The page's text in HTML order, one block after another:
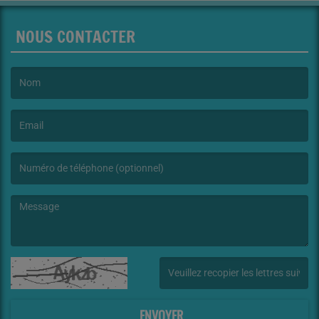
NOUS CONTACTER